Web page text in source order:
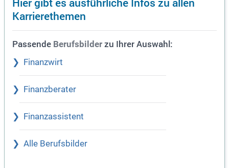
Karrierethemen
Passende Berufsbilder zu Ihrer Auswahl:
Finanzwirt
Finanzberater
Finanzassistent
Alle Berufsbilder